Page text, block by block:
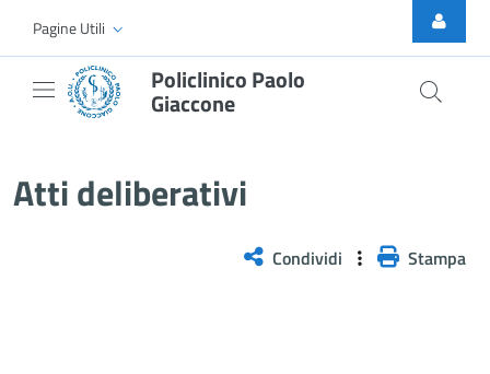
Skip to Main Content
Pagine Utili
Policlinico Paolo
Giaccone
Atti deliberativi
Condividi Stampa